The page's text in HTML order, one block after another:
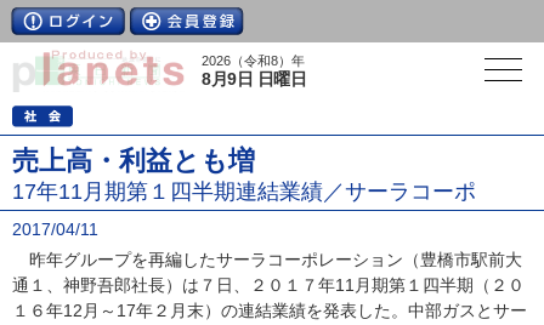
2026（令和8）年
8月9日 日曜日
売上高・利益とも増
17年11月期第１四半期連結業績／サーラコーポ
2017/04/11
昨年グループを再編したサーラコーポレーション（豊橋市駅前大
通１、神野吾郎社長）は７日、２０１７年11月期第１四半期（２０
１６年12月～17年２月末）の連結業績を発表した。中部ガスとサー